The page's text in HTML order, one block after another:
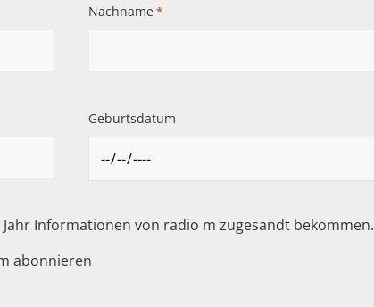
Nachname *
Geburtsdatum
Informationen von radio m zugesandt bekommen.
abonnieren